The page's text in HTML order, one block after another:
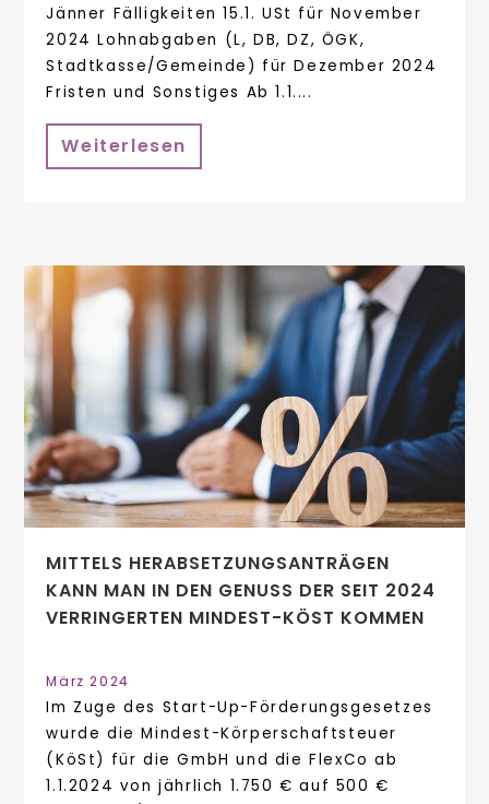
Jänner Fälligkeiten 15.1. USt für November
2024 Lohnabgaben (L, DB, DZ, ÖGK,
Stadtkasse/Gemeinde) für Dezember 2024
Fristen und Sonstiges Ab 1.1....
Weiterlesen
MITTELS HERABSETZUNGSANTRÄGEN
KANN MAN IN DEN GENUSS DER SEIT 2024
VERRINGERTEN MINDEST-KÖST KOMMEN
März 2024
Im Zuge des Start-Up-Förderungsgesetzes
wurde die Mindest-Körperschaftsteuer
(KöSt) für die GmbH und die FlexCo ab
1.1.2024 von jährlich 1.750 € auf 500 €